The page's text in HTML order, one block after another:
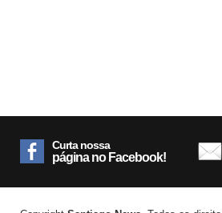
Curta nossa
página no Facebook!